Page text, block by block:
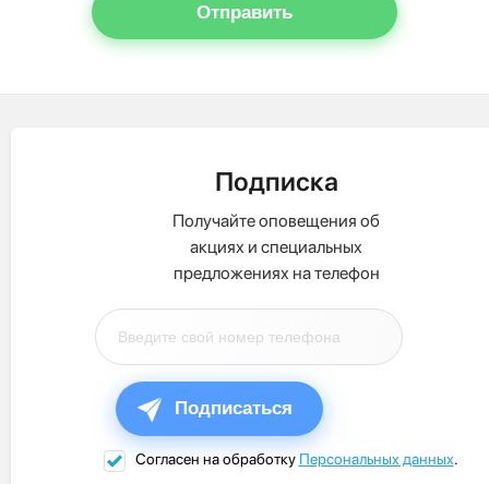
Отправить
Подписка
Получайте оповещения об
акциях и специальных
предложениях на телефон
Подписаться
Согласен на обработку Персональных данных.